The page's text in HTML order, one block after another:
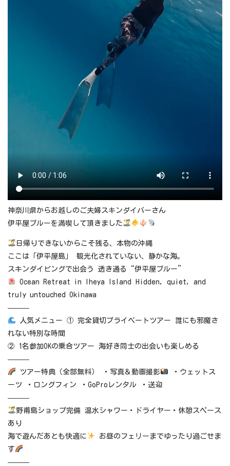
神奈川県からお越しのご夫婦スキンダイバーさん
伊平屋ブルーを満喫して頂きました
日帰りできないからこそ残る、本物の沖縄
ここは「伊平屋島」 観光化されていない、静かな海。
スキンダイビングで出会う 透き通る“伊平屋ブルー”
Ocean Retreat in Iheya Island Hidden, quiet, and
truly untouched Okinawa
———
人気メニュー ① 完全貸切プライベートツアー 誰にも邪魔さ
れない特別な時間
② 1名参加OKの乗合ツアー 海好き同士の出会いも楽しめる
———
ツアー特典（全部無料） ・写真＆動画撮影
・ウェットス
ーツ ・ロングフィン ・GoProレンタル ・送迎
———
野甫島ショップ完備 温水シャワー・ドライヤー・休憩スペース
あり
海で遊んだあとも快適に
お昼のフェリーまでゆったり過ごせま
す
———